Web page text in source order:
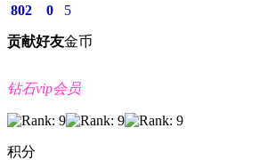
802
贡献
0
好友
5
金币
钻石vip会员
积分